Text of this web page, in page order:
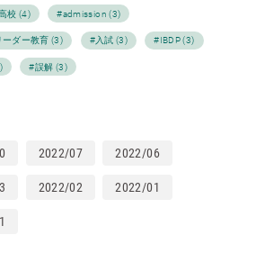
校 (4) #admission (3)
ーダー教育 (3) #入試 (3) #IBDP (3)
#誤解 (3)
2022/07 2022/06
2022/02 2022/01